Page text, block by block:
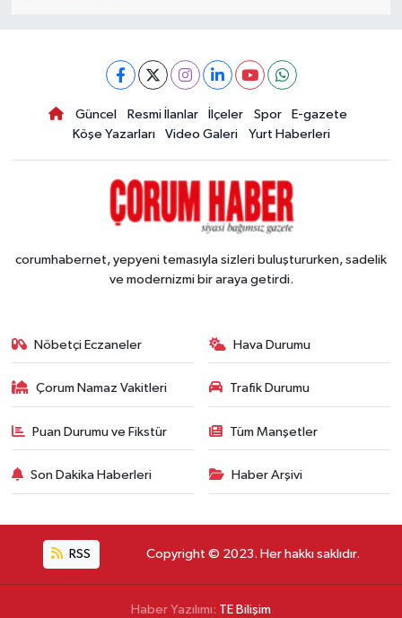
Güncel Resmi İlanlar İlçeler Spor
E-gazete
Köşe Yazarları
Video Galeri Yurt Haberleri
corumhabernet, yepyeni temasıyla sizleri buluştururken, sadelik
ve modernizmi bir araya getirdi.
Nöbetçi Eczaneler Hava Durumu
Çorum Namaz Vakitleri Trafik Durumu
Puan Durumu ve Fikstür Tüm Manşetler
Son Dakika Haberleri Haber Arşivi
RSS Copyright © 2023. Her hakkı saklıdır.
Haber Yazılımı: TE Bilişim